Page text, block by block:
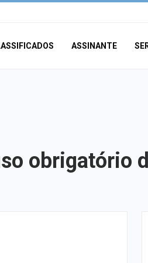
ASSINANTE
obrigatório